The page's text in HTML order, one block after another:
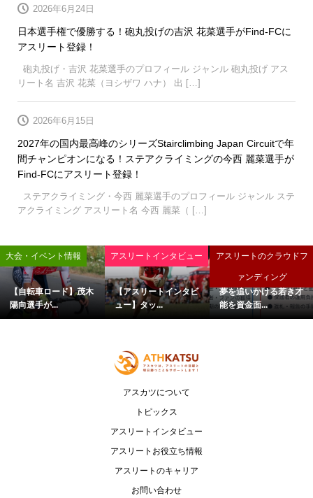
日本選手権で優勝する！砲丸投げの吉沢 花菜選手がFind-FCに
アスリート登録！
2026年6月24日
砲丸投げ・吉沢 花菜選手のプロフィール ジャンル 砲丸投げ アス
リート名 吉沢 花菜（ヨシザワ ハナ） 出 […]
2027年の国内最高峰のシリーズStairclimbing Japan Circuitで年
間チャンピオンになる！ステアクライミングの今西 麗菜選手が
Find-FCにアスリート登録！
2026年6月15日
ステアクライミング・今西 麗菜選手のプロフィール ジャンル ステ
アクライミング アスリート名 今西 麗菜（ […]
大会・イベント情報
【自転車ロード】茂木
陽向選手が...
アスリートインタビュー
【アスリートインタビ
ュー】タッ...
アスリートのクラウドフ
ァンディング
夢を追いかける若き才
能を資金面...
アスカツについて
トピックス
アスリートインタビュー
アスリートお役立ち情報
アスリートのキャリア
お問い合わせ